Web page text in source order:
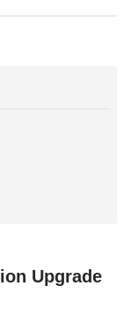
Upgrade